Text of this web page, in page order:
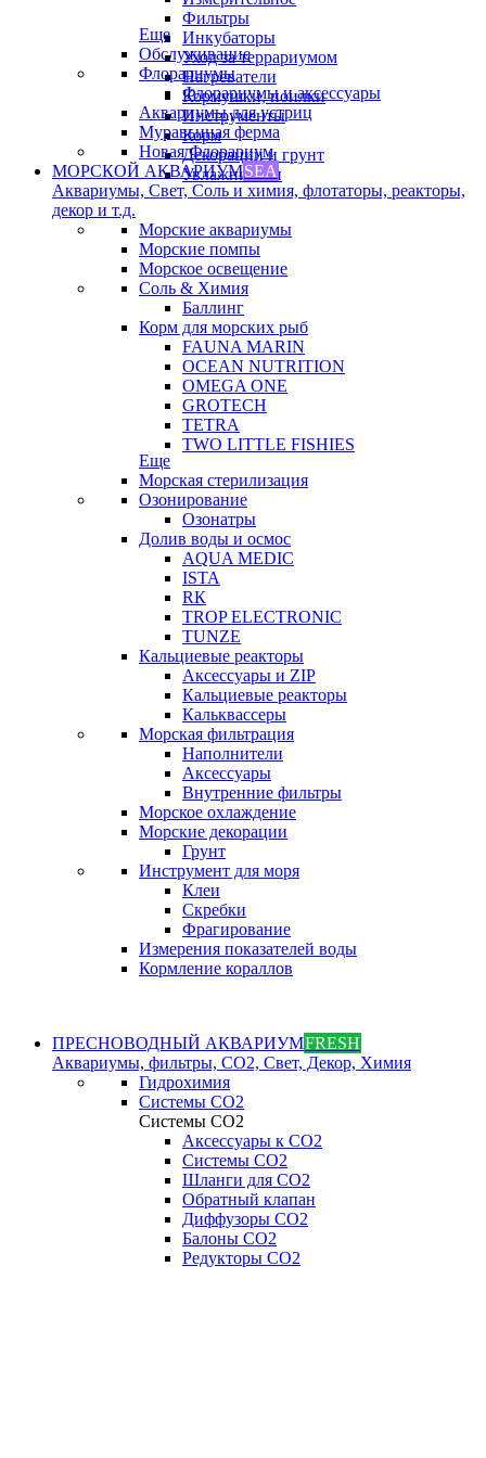
Фильтры
Инкубаторы
Уход за террариумом
Нагреватели
Кормушки, поилки
Инструменты
Корм
Декорации и грунт
Увлажнители
Еще
Обслуживание
Флорариумы
Флорариумы и аксессуары
Аквариумы для устриц
Муравьиная ферма
Новая Флорариум
МОРСКОЙ АКВАРИУМSEA
Аквариумы, Свет, Соль и химия, флотаторы, реакторы,
декор и т.д.
Морские аквариумы
Морские помпы
Морское освещение
Соль & Химия
Баллинг
Корм для морских рыб
FAUNA MARIN
OCEAN NUTRITION
OMEGA ONE
GROTECH
TETRA
TWO LITTLE FISHIES
Еще
Морская стерилизация
Озонирование
Озонатры
Долив воды и осмос
AQUA MEDIC
ISTA
RК
TROP ELECTRONIC
TUNZE
Кальциевые реакторы
Аксессуары и ZIP
Кальциевые реакторы
Кальквассеры
Морская фильтрация
Наполнители
Аксессуары
Внутренние фильтры
Морское охлаждение
Морские декорации
Грунт
Инструмент для моря
Клеи
Скребки
Фрагирование
Измерения показателей воды
Кормление кораллов
ПРЕСНОВОДНЫЙ АКВАРИУМFRESH
Аквариумы, фильтры, СО2, Свет, Декор, Химия
Гидрохимия
Системы СО2
Системы СО2
Аксессуары к СО2
Системы СО2
Шланги для CO2
Обратный клапан
Диффузоры СO2
Балоны CO2
Редукторы CO2